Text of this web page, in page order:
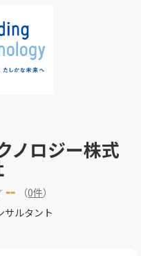
ノロジー株式
-- （0件）
サルタント